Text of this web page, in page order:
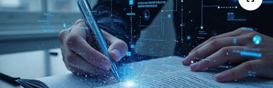
Memur ve Kamu
Otomobil